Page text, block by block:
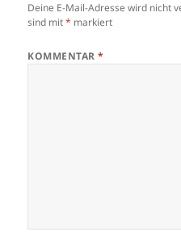
Deine E-Mail-Adresse wird nicht
sind mit* markiert
KOMMENTAR*